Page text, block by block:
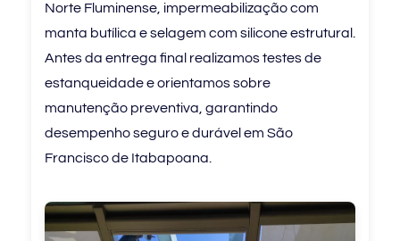
Norte Fluminense, impermeabilização com
manta butílica e selagem com silicone estrutural.
Antes da entrega final realizamos testes de
estanqueidade e orientamos sobre
manutenção preventiva, garantindo
desempenho seguro e durável em São
Francisco de Itabapoana.